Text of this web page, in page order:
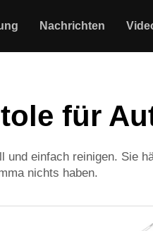
Nachrichten
für
einfach reinigen. Sie
nichts haben.